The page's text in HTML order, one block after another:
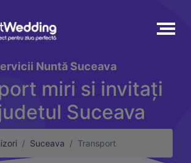
Nuntă Suceava
miri si invitați
Suceava
Suceava Transport